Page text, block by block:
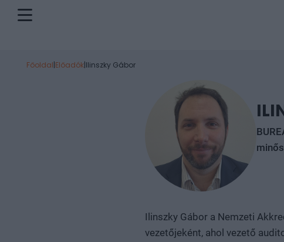
Főoldal|Előadók|Ilinszky Gábor
Ilinszky Gábor a Nemzeti
vezetőjeként, ahol vezető